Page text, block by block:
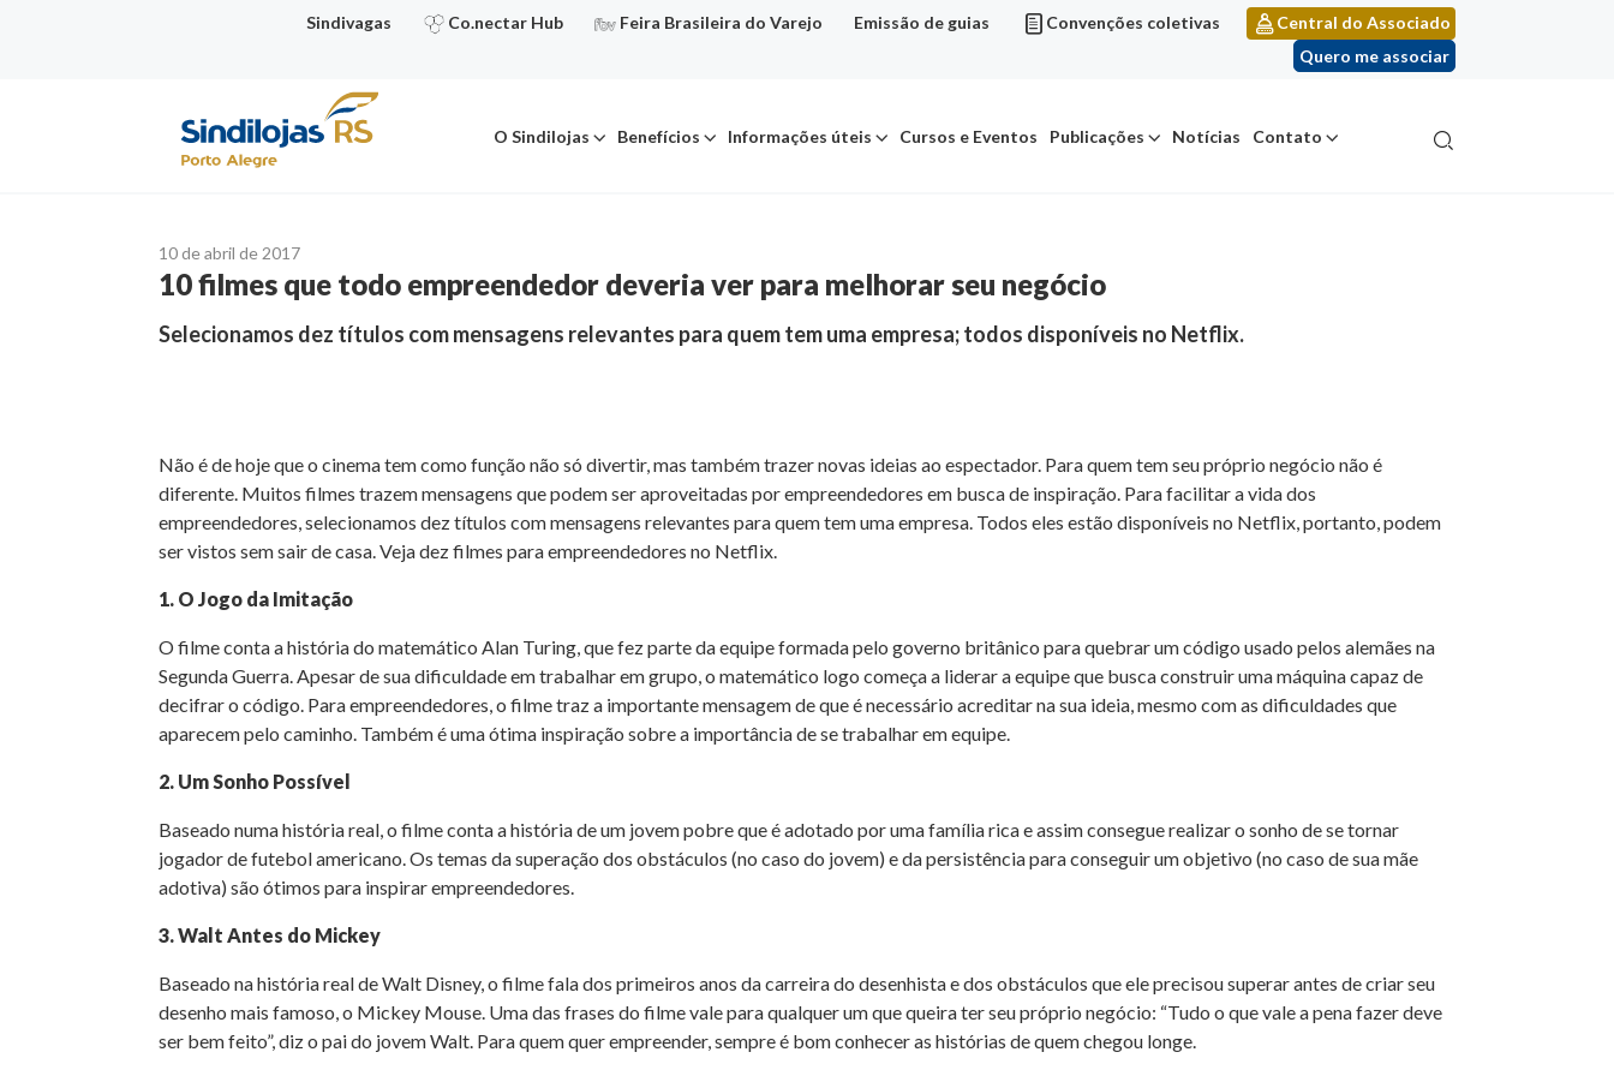
Sindivagas Co.nectar Hub Feira Brasileira do Varejo Emissão de guias Convenções coletivas
Central do Associado
Quero me associar
O Sindilojas Benefícios Informações úteis Cursos e Eventos Publicações Notícias Contato
10 de abril de 2017
10 filmes que todo empreendedor deveria ver para melhorar seu negócio
Selecionamos dez títulos com mensagens relevantes para quem tem uma empresa; todos disponíveis no Netflix.
Não é de hoje que o cinema tem como função não só divertir, mas também trazer novas ideias ao espectador. Para quem tem seu próprio negócio não é
diferente. Muitos filmes trazem mensagens que podem ser aproveitadas por empreendedores em busca de inspiração. Para facilitar a vida dos
empreendedores, selecionamos dez títulos com mensagens relevantes para quem tem uma empresa. Todos eles estão disponíveis no Netflix, portanto, podem
ser vistos sem sair de casa. Veja dez filmes para empreendedores no Netflix.
1. O Jogo da Imitação
O filme conta a história do matemático Alan Turing, que fez parte da equipe formada pelo governo britânico para quebrar um código usado pelos alemães na
Segunda Guerra. Apesar de sua dificuldade em trabalhar em grupo, o matemático logo começa a liderar a equipe que busca construir uma máquina capaz de
decifrar o código. Para empreendedores, o filme traz a importante mensagem de que é necessário acreditar na sua ideia, mesmo com as dificuldades que
aparecem pelo caminho. Também é uma ótima inspiração sobre a importância de se trabalhar em equipe.
2. Um Sonho Possível
Baseado numa história real, o filme conta a história de um jovem pobre que é adotado por uma família rica e assim consegue realizar o sonho de se tornar
jogador de futebol americano. Os temas da superação dos obstáculos (no caso do jovem) e da persistência para conseguir um objetivo (no caso de sua mãe
adotiva) são ótimos para inspirar empreendedores.
3. Walt Antes do Mickey
Baseado na história real de Walt Disney, o filme fala dos primeiros anos da carreira do desenhista e dos obstáculos que ele precisou superar antes de criar seu
desenho mais famoso, o Mickey Mouse. Uma das frases do filme vale para qualquer um que queira ter seu próprio negócio: “Tudo o que vale a pena fazer deve
ser bem feito”, diz o pai do jovem Walt. Para quem quer empreender, sempre é bom conhecer as histórias de quem chegou longe.